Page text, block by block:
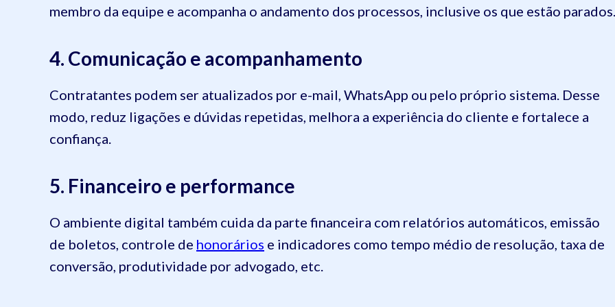
membro da equipe e acompanha o andamento dos processos, inclusive os que estão parados.
4. Comunicação e acompanhamento
Contratantes podem ser atualizados por e-mail, WhatsApp ou pelo próprio sistema. Desse
modo, reduz ligações e dúvidas repetidas, melhora a experiência do cliente e fortalece a
confiança.
5. Financeiro e performance
O ambiente digital também cuida da parte financeira com relatórios automáticos, emissão
de boletos, controle de honorários e indicadores como tempo médio de resolução, taxa de
conversão, produtividade por advogado, etc.